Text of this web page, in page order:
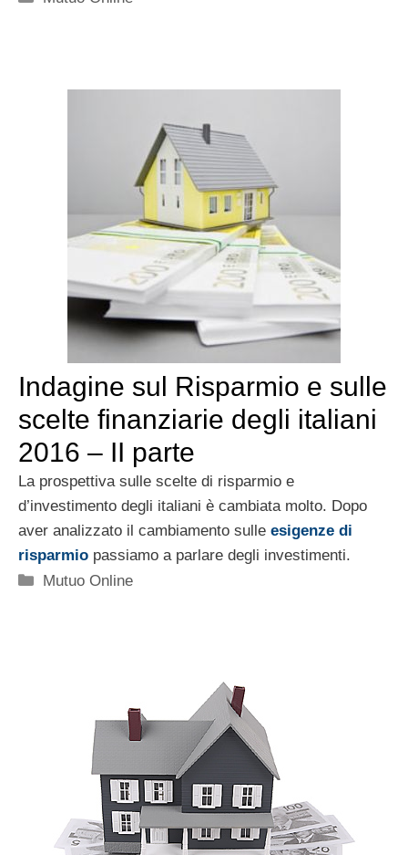
Indagine sul Risparmio e sulle
scelte finanziarie degli italiani
2016 – II parte
La prospettiva sulle scelte di risparmio e
d’investimento degli italiani è cambiata molto. Dopo
aver analizzato il cambiamento sulle esigenze di
risparmio passiamo a parlare degli investimenti.
Categorie
Mutuo Online